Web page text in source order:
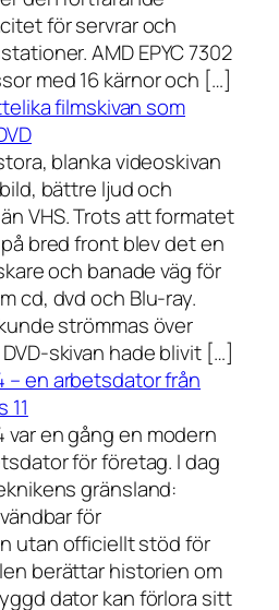
för servrar och
AMD EPYC 7302
med 16 kärnor och […]
filmskivan som
blanka videoskivan
bättre ljud och
VHS. Trots att formatet
bred front blev det en
och banade väg för
cd, dvd och Blu-ray.
strömmas över
skivan hade blivit […]
– en arbetsdator från
var en gång en modern
för företag. I dag
gränsland:
för
utan officiellt stöd för
berättar historien om
dator kan förlora sitt